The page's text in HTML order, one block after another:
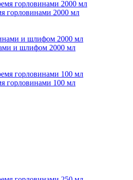
горловинами 2000 мл
и шлифом 2000 мл
горловинами 100 мл